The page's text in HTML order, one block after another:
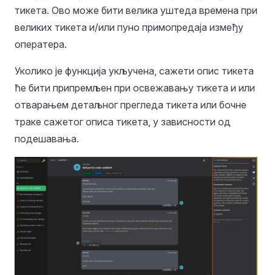
тикета. Ово може бити велика уштеда времена при
великих тикета и/или пуно примопредаја између
оператера.
Уколико је функција укључена, сажети опис тикета
ће бити припремљен при освежавању тикета и или
отварањем детаљног прегледа тикета или бочне
траке сажетог описа тикета, у зависности од
подешавања.